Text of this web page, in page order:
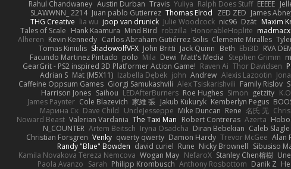
Rahul Chandwaney Austin Durban Travis Yuliya Ralph Does Stuff EEEEE
SLAWWNN_ 2214 Juan pablo Gutierrez Thomas Elrod ZED ZED James
THG Creative lia wu joop van drunick Julie Woodcock nic96 Dzät Maxim
Tales of Scale Hank Kaamura Mind Bird robzilla HonorableHoplite madmacx
Alheren Kevin Kennedy Carlos Abraham Gutiérrez Solis Clemente Miralles
Tomas Kiniulis ShadowolfVFX John Britti Jack Quinn Beth Ebi3D RVA
Facundo Martinez Pintado polo Mila Dewi Matt's Media Stephen Grimm
GearGrit - PS2 inspired 3D Platformer Action Game! Raven Ai Thor Davidsen
Adrian S Mat (M5X11) Izabella Dębek john Andrew Alexis Lazootin
Caffeine Oppsum Games Giorgi Samukashvili Alex Tsiskarishvili Family Rislov
Harrison Jones Saihou LEDAfterBurners Roe Hughes Simon getzity
James Paynter Cole Blazevich 家維 張 Jakub Kukuryk Kemberlyn Pegus
Марина Ск Dave Child UncleJesseppe Mike Duncan Rene 名氏 无
Noward Beast Valerian Vardania The Taxi Man Robert Contreras Azerta
N_COUNTER Artem Beitsch Iryna Osadcha Diran Bebekian Caleb Slagle
Christian Forsgren Venky qwerty qwerty Damon Hardy Trevor McGee Alan
Randy "Blue" Bowden david curiel Rune Nicky Brownell Sibusiso
Kamila Novakova Tereza Nemcova Wogan May NefaroX Stanley Chen榕樹
Paola Avanzo Sarah Philipp Krombusch Anthony Rosbottom Danik Z